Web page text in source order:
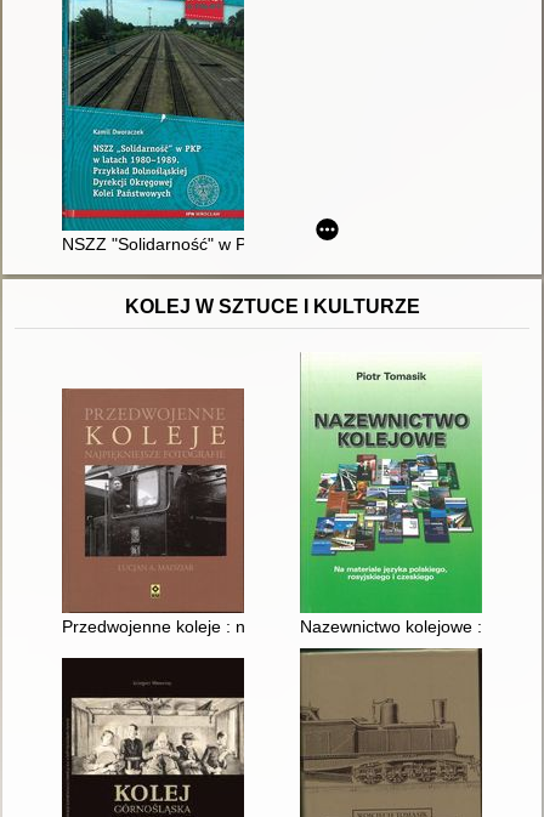
NSZZ "Solidarność" w PKP w latach 1980-1989 : przykład
KOLEJ W SZTUCE I KULTURZE
Przedwojenne koleje : najpiękniejsze fotografie
Nazewnictwo kolejowe : (na